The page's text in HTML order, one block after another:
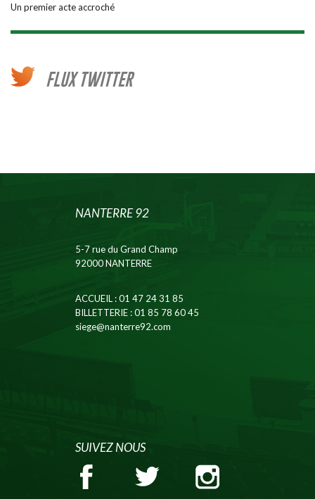
Un premier acte accroché
FLUX TWITTER
NANTERRE 92
5-7 rue du Grand Champ
92000 NANTERRE
ACCUEIL: 01 47 24 31 85
BILLETTERIE: 01 85 78 60 45
siege@nanterre92.com
SUIVEZ NOUS